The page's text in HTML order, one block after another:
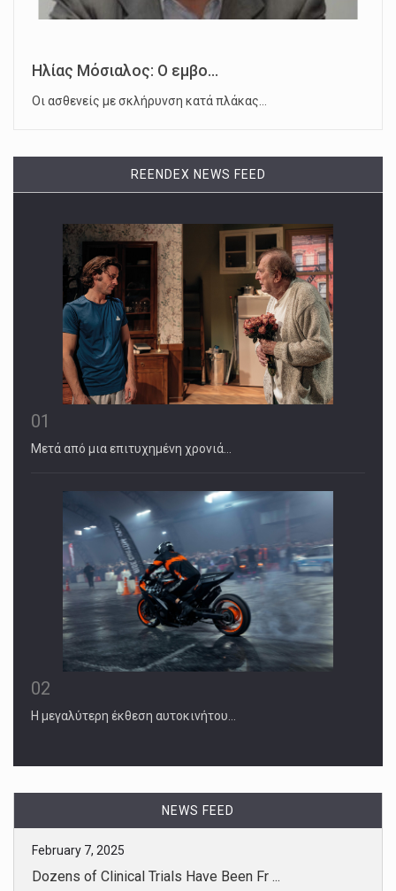
Ηλίας Μόσιαλος: Ο εμβο...
Οι ασθενείς με σκλήρυνση κατά πλάκας…
REENDEX NEWS FEED
01
Μετά από μια επιτυχημένη χρονιά…
02
Η μεγαλύτερη έκθεση αυτοκινήτου…
NEWS FEED
February 7, 2025
Dozens of Clinical Trials Have Been Fr ...